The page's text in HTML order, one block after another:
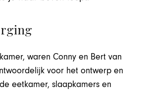
waren Conny en Bert van
voor het ontwerp en
eetkamer, slaapkamers en